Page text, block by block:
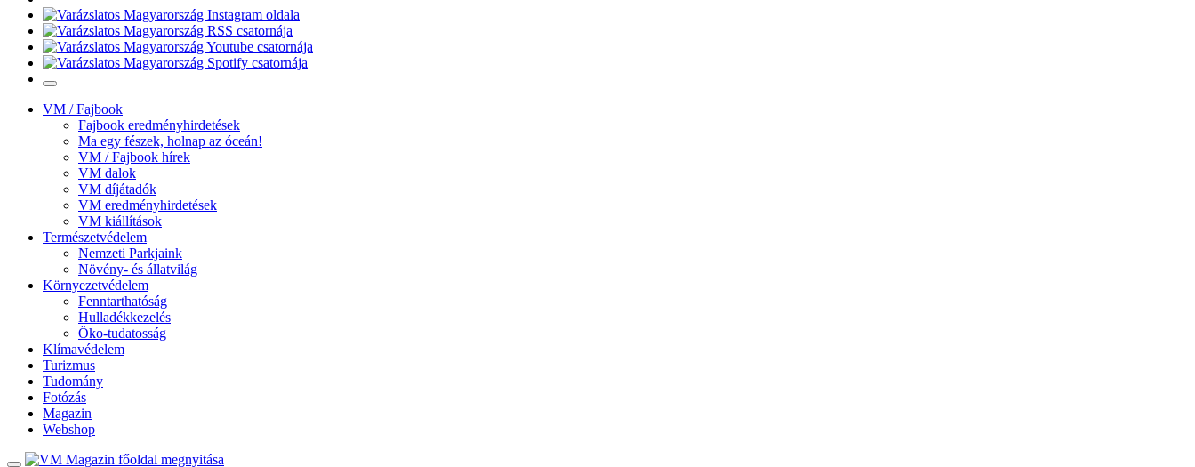
VM / Fajbook
Fajbook eredményhirdetések
Ma egy fészek, holnap az óceán!
VM / Fajbook hírek
VM dalok
VM díjátadók
VM eredményhirdetések
VM kiállítások
Természetvédelem
Nemzeti Parkjaink
Növény- és állatvilág
Környezetvédelem
Fenntarthatóság
Hulladékkezelés
Öko-tudatosság
Klímavédelem
Turizmus
Tudomány
Fotózás
Magazin
Webshop